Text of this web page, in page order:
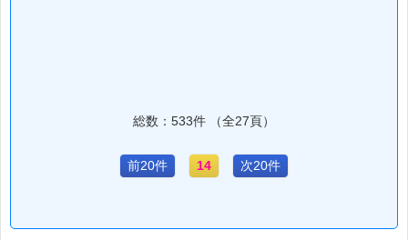
総数：533件 （全27頁）
前20件 14 次20件